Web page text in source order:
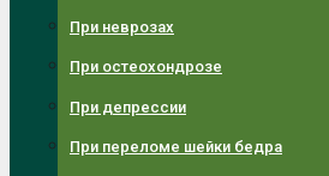
При неврозах
При остеохондрозе
При депрессии
При переломе шейки бедра